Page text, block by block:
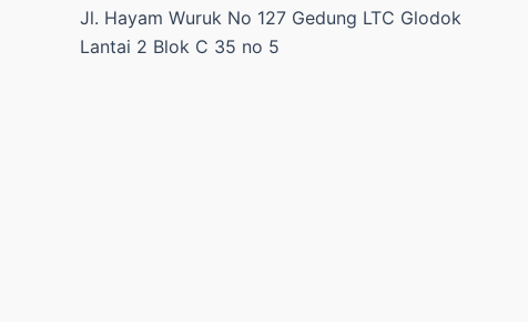
Jl. Hayam Wuruk No 127 Gedung LTC Glodok
Lantai 2 Blok C 35 no 5